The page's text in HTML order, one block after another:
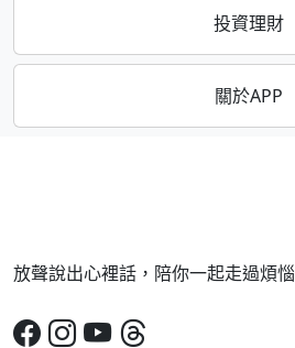
投資理財
關於APP
放聲說出心裡話，陪你一起走過煩惱